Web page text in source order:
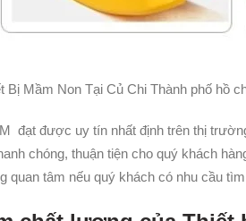
Bị Mầm Non Tại Củ Chi Thành phố hồ
đạt được uy tín nhất định trên thị
chóng, thuận tiện cho quý khách
quan tâm nếu quý khách có nhu cầu